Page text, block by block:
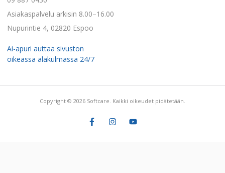
Asiakaspalvelu arkisin 8.00–16.00
Nupurintie 4, 02820 Espoo
Ai-apuri auttaa sivuston
oikeassa alakulmassa 24/7
Copyright © 2026 Softcare. Kaikki oikeudet pidätetään.